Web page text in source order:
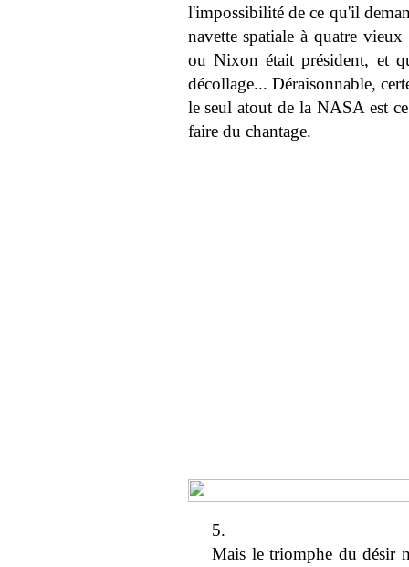
l'impossibilité de ce qu'il
navette spatiale à quatre
ou Nixon était président, et
décollage... Déraisonnable,
le seul atout de la NASA est
faire du chantage.
5.
Mais le triomphe du désir